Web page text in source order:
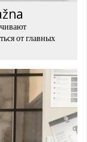
от главных